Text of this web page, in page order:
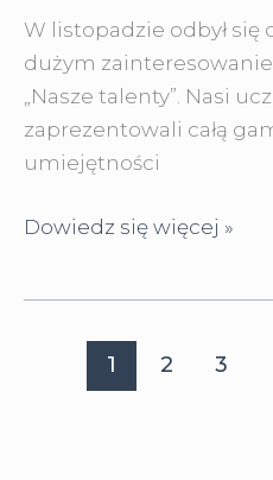
W listopadzie odbył się
dużym
„Nasze talenty”. Nasi
zaprezentowali całą
umiejętności
Nasze
Dowiedz się więcej »
1 2 3